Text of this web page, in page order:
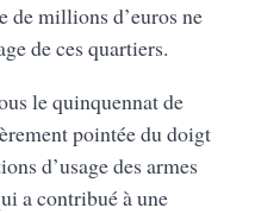
de millions d’euros ne
de ces quartiers.
le quinquennat de
pointée du doigt
d’usage des armes
a contribué à une